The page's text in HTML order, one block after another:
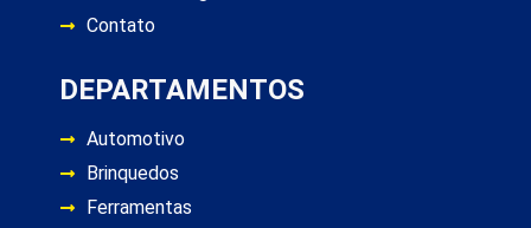
Contato
DEPARTAMENTOS
Automotivo
Brinquedos
Ferramentas